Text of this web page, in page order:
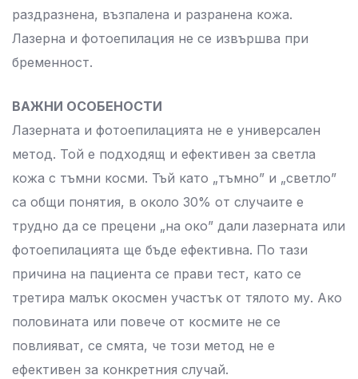
раздразнена, възпалена и разранена кожа.
Лазерна и фотоепилация не се извършва при
бременност.
ВАЖНИ ОСОБЕНОСТИ
Лазерната и фотоепилацията не е универсален
метод. Той е подходящ и ефективен за светла
кожа с тъмни косми. Тъй като „тъмно” и „светло”
са общи понятия, в около 30% от случаите е
трудно да се прецени „на око” дали лазерната или
фотоепилацията ще бъде ефективна. По тази
причина на пациента се прави тест, като се
третира малък окосмен участък от тялото му. Ако
половината или повече от космите не се
повлияват, се смята, че този метод не е
ефективен за конкретния случай.